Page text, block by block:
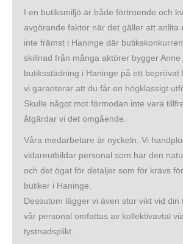
I en butiksmiljö är både förtroende och
avgörande faktor när det gäller att anlita
inte främst i Haninge där
skillnad från många aktörer bygger Anne
butiksstädning i Haninge på ett beprövat
vi garanterar att du får en högklassigt
Skulle något mot förmodan inte vara
åtgärdar vi det omgående.
Våra medarbetare är nyckeln. Vi
vidareutbildar personal som har den
och det ögat för detaljer som för krävs
butiker i Haninge.
Dessutom lägger vi även stor vikt vid din
vår personal omfattas av kollektivavtal
tystnadsplikt.